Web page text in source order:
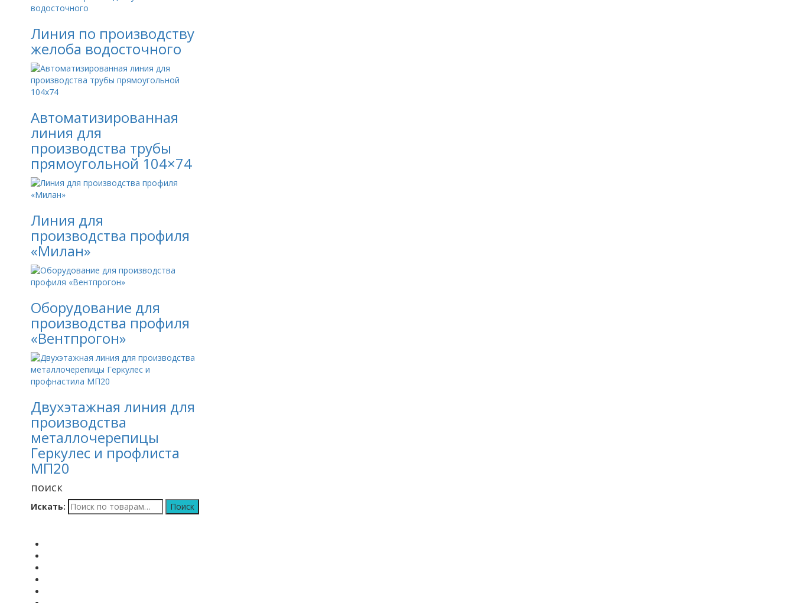
Линия по производству
желоба водосточного
Автоматизированная
линия для
производства трубы
прямоугольной 104×74
Линия для
производства профиля
«Милан»
Оборудование для
производства профиля
«Вентпрогон»
Двухэтажная линия для
производства
металлочерепицы
Геркулес и профлиста
МП20
поиск
Искать: Поиск